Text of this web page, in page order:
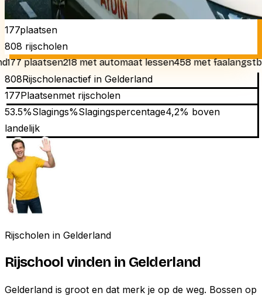
177plaatsen
808 rijscholen
plaatsen218 met automaat lessen458 met
808Rijscholenactief in Gelderland
177Plaatsenmet rijscholen
53.5%Slagings%Slagingspercentage4,2% boven
landelijk
Rijscholen in Gelderland
Rijschool vinden in Gelderland
Gelderland is groot en dat merk je op de weg. Bossen op